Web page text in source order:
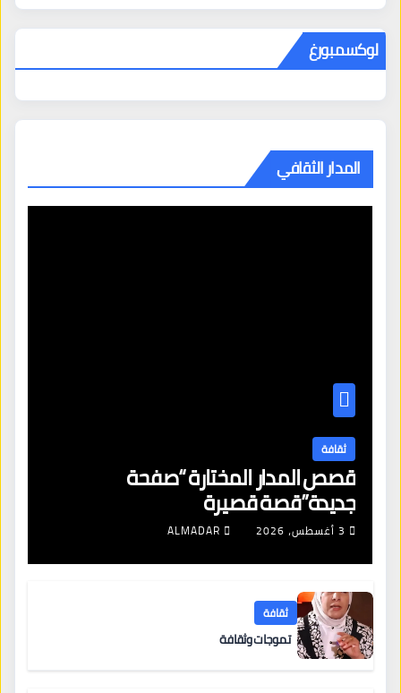
لوكسمبورغ
المدار الثقافي
ثقافة
قصص المدار المختارة “صفحة
جديدة”قصة قصيرة
3 أغسطس، 2026 ALMADAR
ثقافة
تموجات وثقافة